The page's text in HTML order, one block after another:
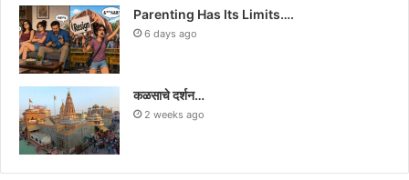
Parenting Has Its Limits….
6 days ago
कळसाचे दर्शन…
2 weeks ago